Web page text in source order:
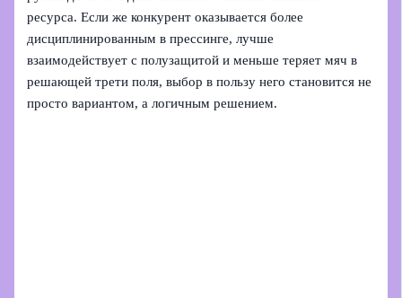
ресурса. Если же конкурент оказывается более
дисциплинированным в прессинге, лучше
взаимодействует с полузащитой и меньше теряет мяч в
решающей трети поля, выбор в пользу него становится не
просто вариантом, а логичным решением.